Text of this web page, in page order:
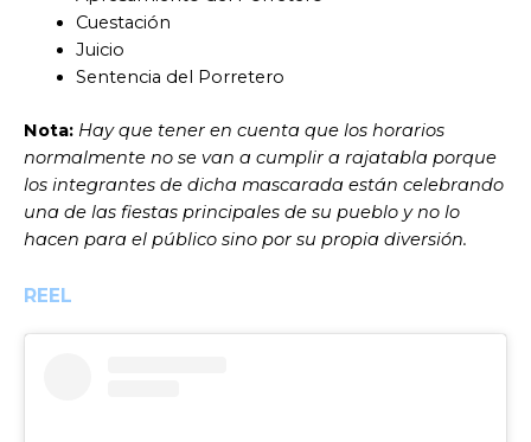
Cuestación
Juicio
Sentencia del Porretero
Nota: Hay que tener en cuenta que los horarios
normalmente no se van a cumplir a rajatabla porque
los integrantes de dicha mascarada están celebrando
una de las fiestas principales de su pueblo y no lo
hacen para el público sino por su propia diversión.
REEL